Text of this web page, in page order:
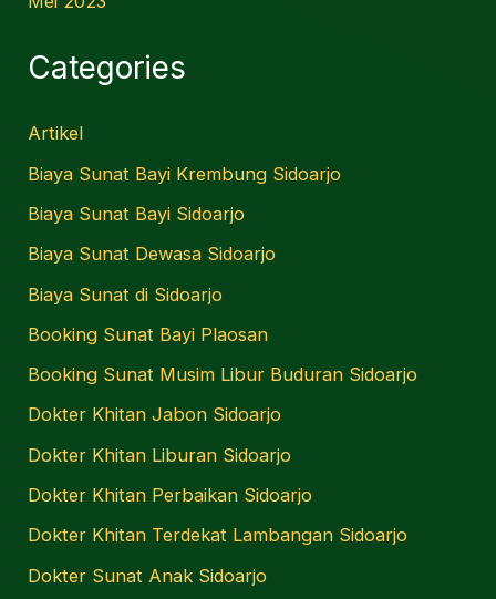
Categories
Artikel
Biaya Sunat Bayi Krembung Sidoarjo
Biaya Sunat Bayi Sidoarjo
Biaya Sunat Dewasa Sidoarjo
Biaya Sunat di Sidoarjo
Booking Sunat Bayi Plaosan
Booking Sunat Musim Libur Buduran Sidoarjo
Dokter Khitan Jabon Sidoarjo
Dokter Khitan Liburan Sidoarjo
Dokter Khitan Perbaikan Sidoarjo
Dokter Khitan Terdekat Lambangan Sidoarjo
Dokter Sunat Anak Sidoarjo